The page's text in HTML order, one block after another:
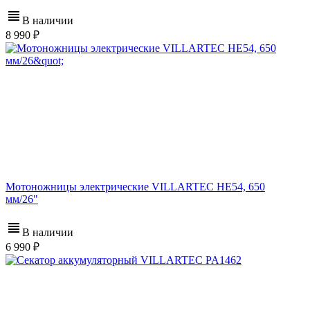
В наличии
8 990
Мотоножницы электрические VILLARTEC НE54, 650
мм/26"
В наличии
6 990